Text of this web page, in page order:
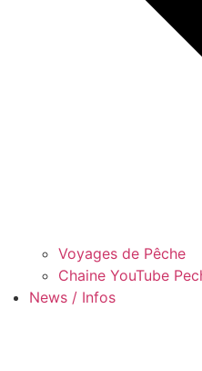
Voyages de Pêche
Chaine YouTube
News / Infos